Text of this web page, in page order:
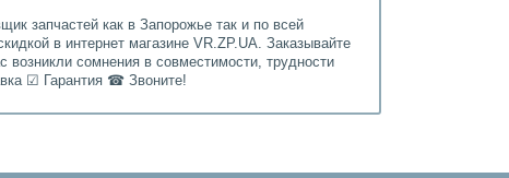
запчастей как в Запорожье так и по всей
в интернет магазине VR.ZP.UA. Заказывайте
сомнения в совместимости, трудности
☑ Гарантия ☎ Звоните!